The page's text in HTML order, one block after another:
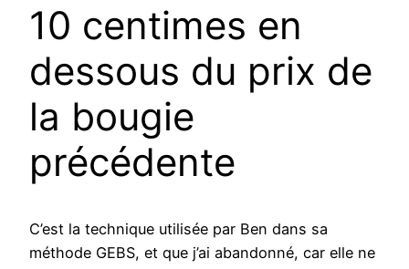
10 centimes en
dessous du prix de
la bougie
précédente
C’est la technique utilisée par Ben dans sa
méthode GEBS, et que j’ai abandonné, car elle ne